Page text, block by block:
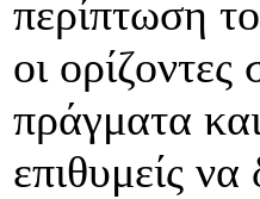
περίπτωση
οι
πράγματα
επιθυμείς